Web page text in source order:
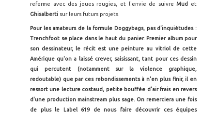
referme avec des joues rougies, et l'envie de suivreMud et
Ghisalberti sur leurs futurs projets.
Pour les amateurs de la formule Doggybags, pas d'inquiétudes :
Trenchfoot se place dans le haut du panier. Premier album pour
son dessinateur, le récit est une peinture au vitriol de cette
Amérique qu'on a laissé crever, saisissant, tant pour ces dessin
qui percutent (notamment sur la violence graphique,
redoutable) que par ces rebondissements à n'en plus finir, il en
ressort une lecture costaud, petite bouffée d'air frais en revers
d'une production mainstream plus sage. On remerciera une fois
de plus le Label 619 de nous faire découvrir ces équipes